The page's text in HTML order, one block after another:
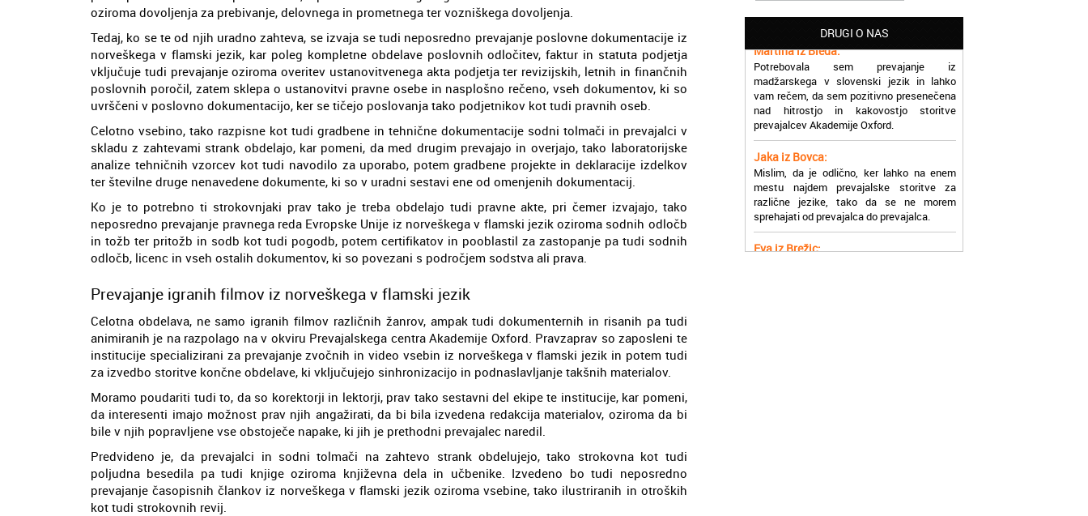
oziroma dovoljenja za prebivanje, delovnega in prometnega ter vozniškega dovoljenja.
Tedaj, ko se te od njih uradno zahteva, se izvaja se tudi neposredno prevajanje poslovne dokumentacije iz
norveškega v flamski jezik, kar poleg kompletne obdelave poslovnih odločitev, faktur in statuta podjetja
vključuje tudi prevajanje oziroma overitev ustanovitvenega akta podjetja ter revizijskih, letnih in finančnih
poslovnih poročil, zatem sklepa o ustanovitvi pravne osebe in nasplošno rečeno, vseh dokumentov, ki so
uvrščeni v poslovno dokumentacijo, ker se tičejo poslovanja tako podjetnikov kot tudi pravnih oseb.
Celotno vsebino, tako razpisne kot tudi gradbene in tehnične dokumentacije sodni tolmači in prevajalci v
skladu z zahtevami strank obdelajo, kar pomeni, da med drugim prevajajo in overjajo, tako laboratorijske
analize tehničnih vzorcev kot tudi navodilo za uporabo, potem gradbene projekte in deklaracije izdelkov
ter številne druge nenavedene dokumente, ki so v uradni sestavi ene od omenjenih dokumentacij.
Ko je to potrebno ti strokovnjaki prav tako je treba obdelajo tudi pravne akte, pri čemer izvajajo, tako
neposredno prevajanje pravnega reda Evropske Unije iz norveškega v flamski jezik oziroma sodnih odločb
in tožb ter pritožb in sodb kot tudi pogodb, potem certifikatov in pooblastil za zastopanje pa tudi sodnih
odločb, licenc in vseh ostalih dokumentov, ki so povezani s področjem sodstva ali prava.
Prevajanje igranih filmov iz norveškega v flamski jezik
Celotna obdelava, ne samo igranih filmov različnih žanrov, ampak tudi dokumenternih in risanih pa tudi
animiranih je na razpolago na v okviru Prevajalskega centra Akademije Oxford. Pravzaprav so zaposleni te
institucije specializirani za prevajanje zvočnih in video vsebin iz norveškega v flamski jezik in potem tudi
za izvedbo storitve končne obdelave, ki vključujejo sinhronizacijo in podnaslavljanje takšnih materialov.
Moramo poudariti tudi to, da so korektorji in lektorji, prav tako sestavni del ekipe te institucije, kar pomeni,
da interesenti imajo možnost prav njih angažirati, da bi bila izvedena redakcija materialov, oziroma da bi
bile v njih popravljene vse obstoječe napake, ki jih je prethodni prevajalec naredil.
Predvideno je, da prevajalci in sodni tolmači na zahtevo strank obdelujejo, tako strokovna kot tudi
poljudna besedila pa tudi knjige oziroma književna dela in učbenike. Izvedeno bo tudi neposredno
prevajanje časopisnih člankov iz norveškega v flamski jezik oziroma vsebine, tako ilustriranih in otroških
kot tudi strokovnih revij.
DRUGI O NAS
Martina iz Bleda:
Potrebovala sem prevajanje iz
madžarskega v slovenski jezik in lahko
vam rečem, da sem pozitivno presenečena
nad hitrostjo in kakovostjo storitve
prevajalcev Akademije Oxford.
Jaka iz Bovca:
mestu najdem prevajalske storitve za
različne jezike, tako da se ne morem
sprehajati od prevajalca do prevajalca.
Eva iz Brežic:
jezik, na spletu sem našla Oxford, jih